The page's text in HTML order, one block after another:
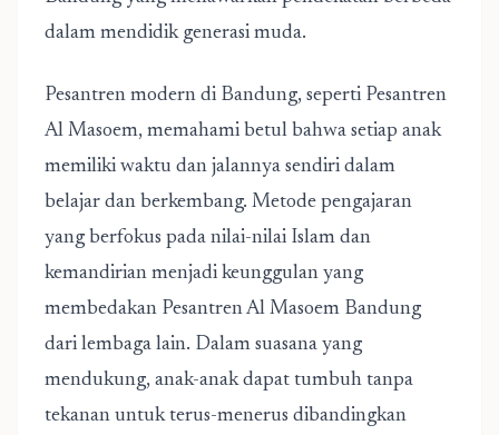
dalam mendidik generasi muda.
Pesantren modern di Bandung, seperti Pesantren
Al Masoem, memahami betul bahwa setiap anak
memiliki waktu dan jalannya sendiri dalam
belajar dan berkembang. Metode pengajaran
yang berfokus pada nilai-nilai Islam dan
kemandirian menjadi keunggulan yang
membedakan Pesantren Al Masoem Bandung
dari lembaga lain. Dalam suasana yang
mendukung, anak-anak dapat tumbuh tanpa
tekanan untuk terus-menerus dibandingkan